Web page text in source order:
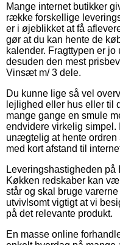
Mange internet butikker
række forskellige
er i øjeblikket at få
gør at du kan hente de
kalender. Fragttypen er
desuden den mest
Vinsæt m/ 3 dele.
Du kunne lige så vel
lejlighed eller hus eller til
mange gange en smule
endvidere virkelig simpel.
unægtelig at hente ordren
med kort afstand til
Leveringshastigheden
Køkken redskaber kan
står og skal bruge
utvivlsomt vigtigt at vi
på det relevante produkt.
En masse online